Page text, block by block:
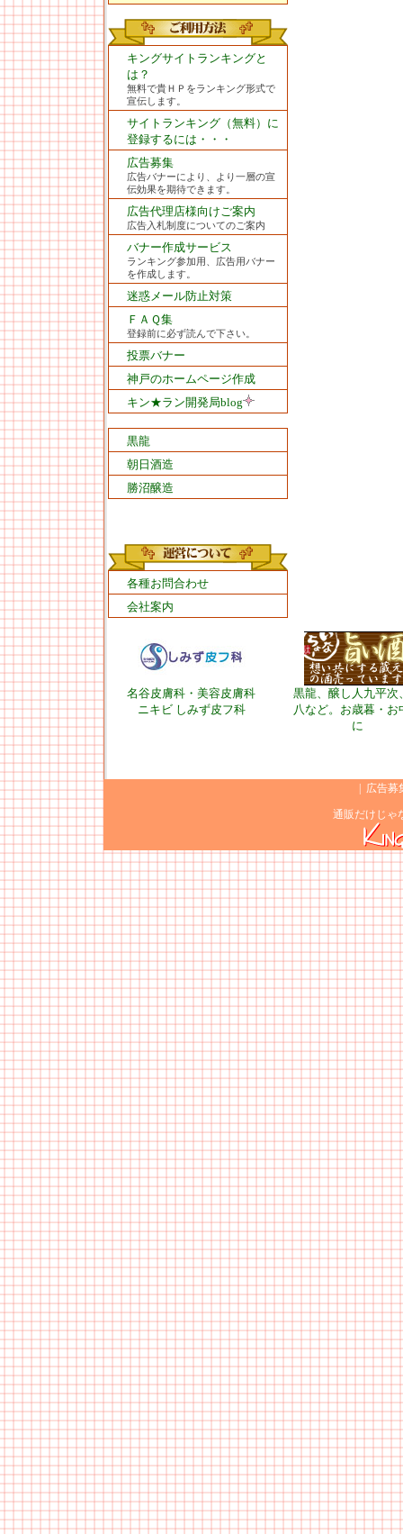
キングサイトランキングと
は？
無料で貴ＨＰをランキング形式で
宣伝します。
サイトランキング（無料）に
登録するには・・・
広告募集
広告バナーにより、より一層の宣
伝効果を期待できます。
広告代理店様向けご案内
広告入札制度についてのご案内
バナー作成サービス
ランキング参加用、広告用バナー
を作成します。
迷惑メール防止対策
ＦＡＱ集
登録前に必ず読んで下さい。
投票バナー
神戸のホームページ作成
キン★ラン開発局blog
黒龍
朝日酒造
勝沼醸造
各種お問合わせ
会社案内
名谷皮膚科・美容皮膚科
ニキビ しみず皮フ科
黒龍、醸し人九平次
八など。お歳暮・お
に
広告募
通販だけじゃ